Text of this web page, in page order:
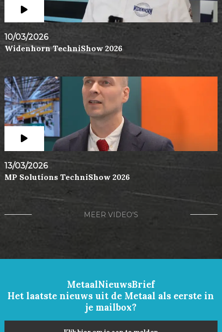
10/03/2026
Widenhorn TechniShow 2026
13/03/2026
MP Solutions TechniShow 2026
MEER VIDEO'S
MetaalNieuwsBrief
Het laatste nieuws uit de Metaal als eerste in
je mailbox?